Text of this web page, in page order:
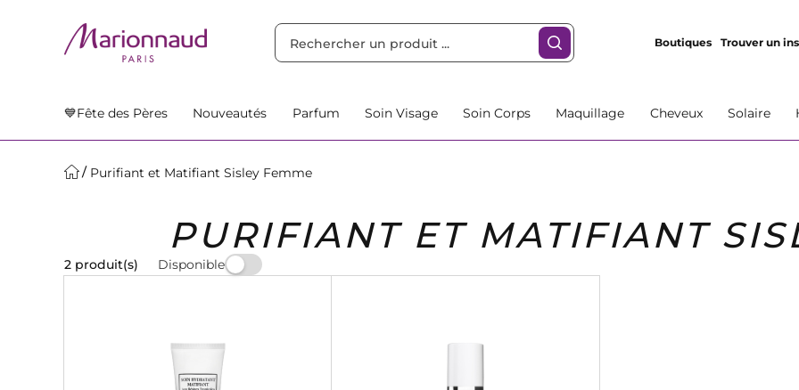
Boutiques Trouver un
💙Fête des Pères Nouveautés Parfum Soin Visage Soin Corps Maquillage Cheveux Solaire
Purifiant et Matifiant Sisley Femme
PURIFIANT ET MATIFIANT
2 produit(s) Disponible